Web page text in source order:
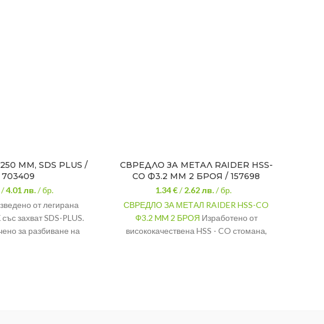
ММ, SDS PLUS /
703409
4.01лв. / бр.
от легирана
захват SDS-PLUS.
за разбиване на
СВРЕДЛО ЗА МЕТАЛ RAIDER HSS-
CO Ф3.2 MM 2 БРОЯ / 157698
1.34 €/2.62лв. / бр.
СВРЕДЛО ЗА МЕТАЛ RAIDER HSS-CO
Ф3.2 MM 2 БРОЯ Изработено от
висококачествена HSS - CO стомана,